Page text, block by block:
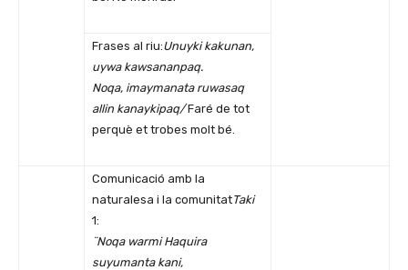
Frases al riu:Unuyki kakunan,
uywa kawsananpaq.
Noqa, imaymanata ruwasaq
allin kanaykipaq/Faré de tot
perquè et trobes molt bé.
Comunicació amb la
naturalesa i la comunitatTaki
1:
¨Noqa warmi Haquira
suyumanta kani,